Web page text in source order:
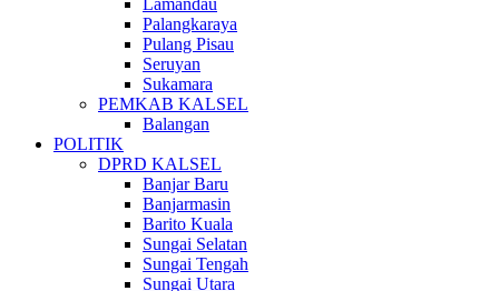
Lamandau
Palangkaraya
Pulang Pisau
Seruyan
Sukamara
PEMKAB KALSEL
Balangan
POLITIK
DPRD KALSEL
Banjar Baru
Banjarmasin
Barito Kuala
Sungai Selatan
Sungai Tengah
Sungai Utara